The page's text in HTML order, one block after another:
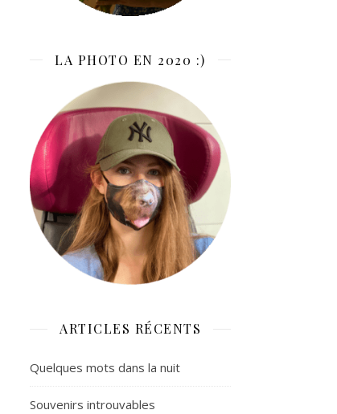
LA PHOTO EN 2020 :)
ARTICLES RÉCENTS
Quelques mots dans la nuit
Souvenirs introuvables